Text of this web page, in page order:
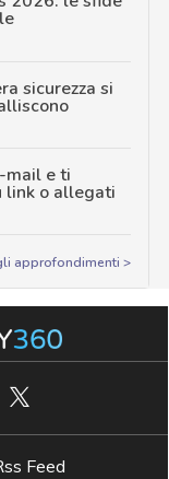
sicurezza si
mail e ti
link o allegati
approfondimenti >
Feed